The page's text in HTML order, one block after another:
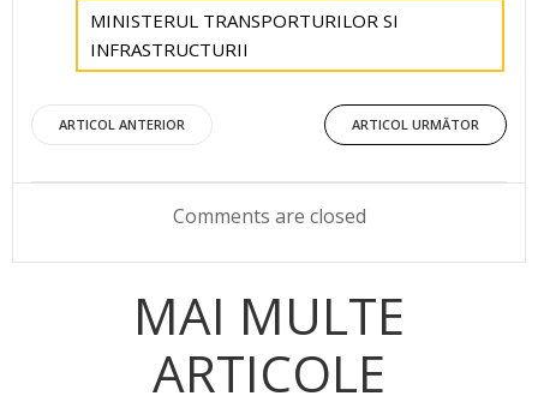
MINISTERUL TRANSPORTURILOR SI
INFRASTRUCTURII
Post
navigation
ARTICOL ANTERIOR
Post
navigation
ARTICOL URMĂTOR
Comments are closed
MAI MULTE
ARTICOLE